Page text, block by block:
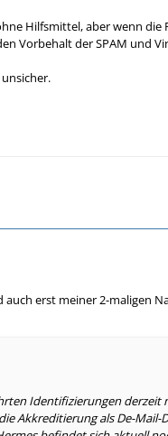
Hilfsmittel, aber wenn
Vorbehalt der SPAM und
erst meiner 2-maligen
Identifizierungen derzeit
Akkreditierung als De-